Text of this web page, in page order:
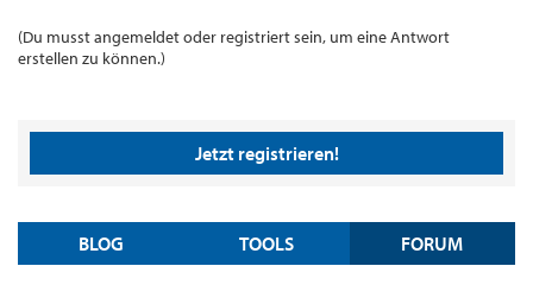
(Du musst angemeldet oder registriert sein, um eine Antwort
erstellen zu können.)
Jetzt registrieren!
BLOG TOOLS FORUM